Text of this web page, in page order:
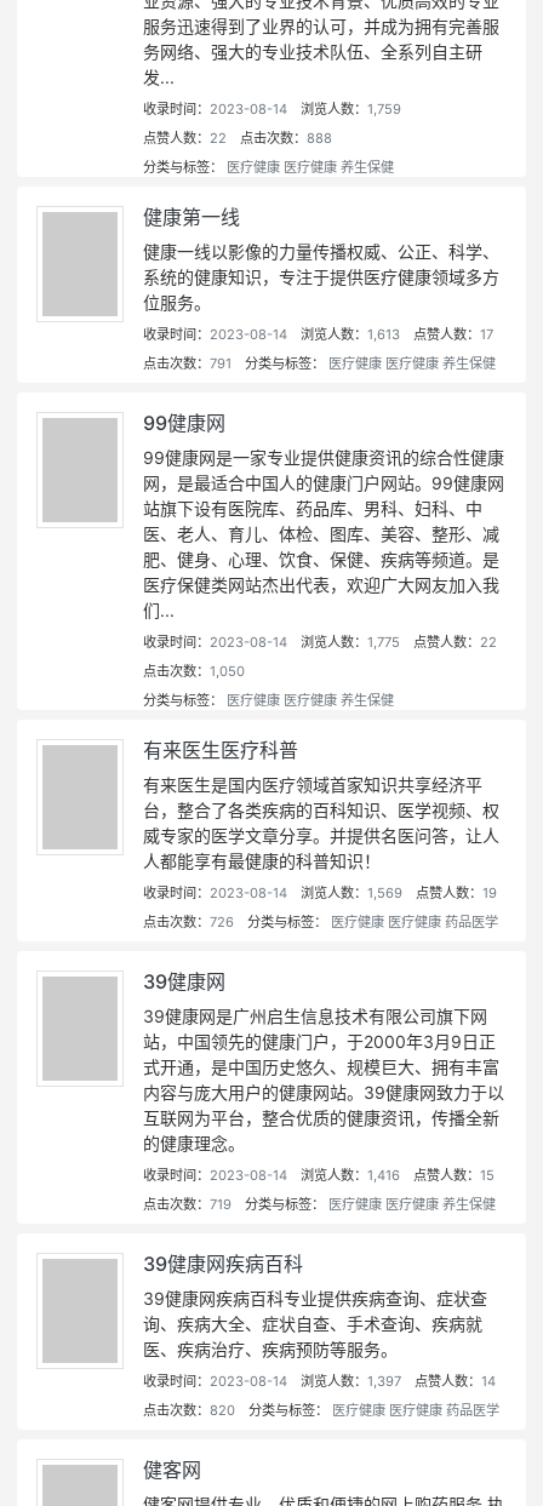
服务迅速得到了业界的认可，并成为拥有完善服
务网络、强大的专业技术队伍、全系列自主研
发...
收录时间： 2023-08-14 浏览人数： 1,759
点赞人数： 22 点击次数： 888
分类与标签：
医疗健康 医疗健康 养生保健
健康第一线
健康一线以影像的力量传播权威、公正、科学、
系统的健康知识，专注于提供医疗健康领域多方
位服务。
收录时间： 2023-08-14 浏览人数： 1,613 点赞人数： 17
点击次数： 791 分类与标签： 医疗健康 医疗健康 养生保健
99健康网
99健康网是一家专业提供健康资讯的综合性健康
网，是最适合中国人的健康门户网站。99健康网
站旗下设有医院库、药品库、男科、妇科、中
医、老人、育儿、体检、图库、美容、整形、减
肥、健身、心理、饮食、保健、疾病等频道。是
医疗保健类网站杰出代表，欢迎广大网友加入我
们...
收录时间： 2023-08-14 浏览人数： 1,775 点赞人数： 22
点击次数： 1,050
分类与标签：
医疗健康 医疗健康 养生保健
有来医生医疗科普
有来医生是国内医疗领域首家知识共享经济平
台，整合了各类疾病的百科知识、医学视频、权
威专家的医学文章分享。并提供名医问答，让人
人都能享有最健康的科普知识！
收录时间： 2023-08-14 浏览人数： 1,569 点赞人数： 19
点击次数： 726 分类与标签： 医疗健康 医疗健康 药品医学
39健康网
39健康网是广州启生信息技术有限公司旗下网
站，中国领先的健康门户，于2000年3月9日正
式开通，是中国历史悠久、规模巨大、拥有丰富
内容与庞大用户的健康网站。39健康网致力于以
互联网为平台，整合优质的健康资讯，传播全新
的健康理念。
收录时间： 2023-08-14 浏览人数： 1,416 点赞人数： 15
点击次数： 719 分类与标签： 医疗健康 医疗健康 养生保健
39健康网疾病百科
39健康网疾病百科专业提供疾病查询、症状查
询、疾病大全、症状自查、手术查询、疾病就
医、疾病治疗、疾病预防等服务。
收录时间： 2023-08-14 浏览人数： 1,397 点赞人数： 14
点击次数： 820 分类与标签： 医疗健康 医疗健康 药品医学
健客网